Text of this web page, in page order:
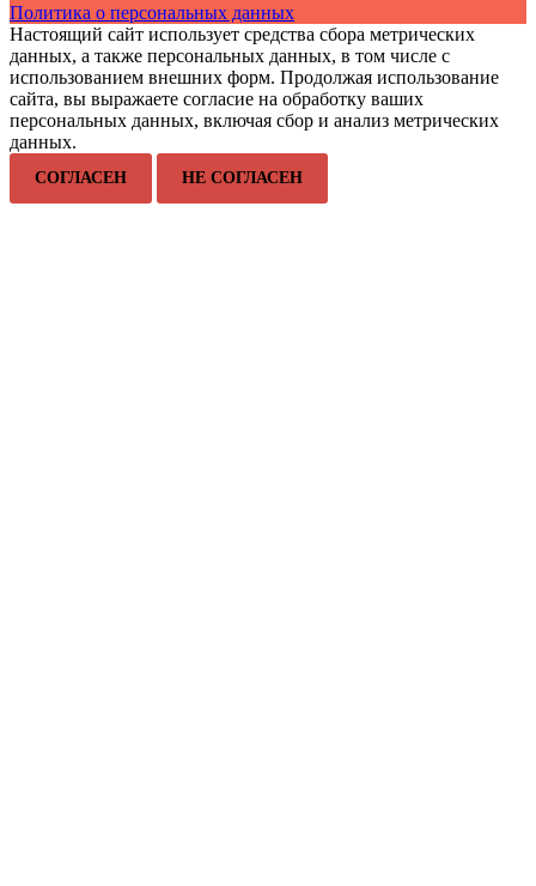
Политика о персональных данных
Настоящий сайт использует средства сбора метрических
данных, а также персональных данных, в том числе с
использованием внешних форм. Продолжая использование
сайта, вы выражаете согласие на обработку ваших
персональных данных, включая сбор и анализ метрических
данных.
СОГЛАСЕН НЕ СОГЛАСЕН